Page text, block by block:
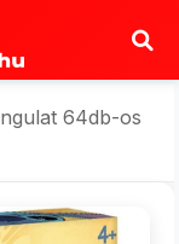
64db-os